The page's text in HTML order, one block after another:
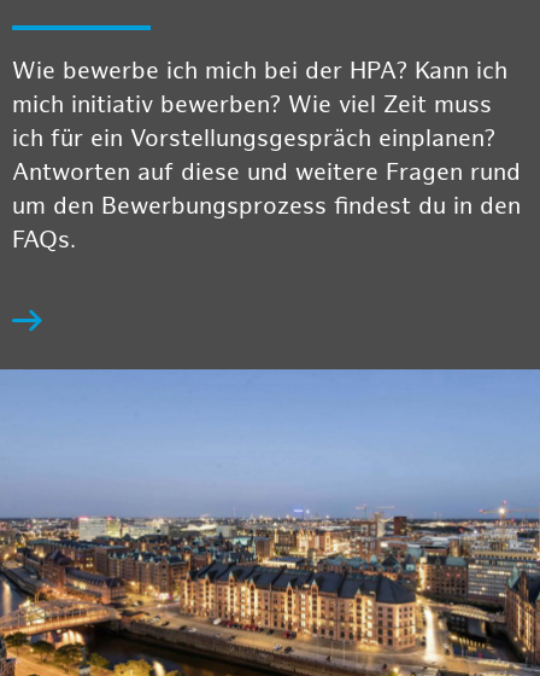
Wie bewerbe ich mich bei der HPA? Kann ich
mich initiativ bewerben? Wie viel Zeit muss
ich für ein Vorstellungsgespräch einplanen?
Antworten auf diese und weitere Fragen rund
um den Bewerbungsprozess findest du in den
FAQs.